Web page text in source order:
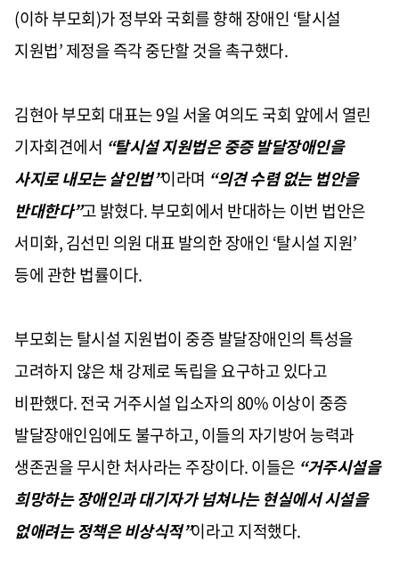
(이하 부모회)가 정부와 국회를 향해 장애인 ‘탈시설
지원법’ 제정을 즉각 중단할 것을 촉구했다.
김현아 부모회 대표는 9일 서울 여의도 국회 앞에서 열린
기자회견에서 “탈시설 지원법은 중증 발달장애인을
사지로 내모는 살인법”이라며 “의견 수렴 없는 법안을
반대한다”고 밝혔다. 부모회에서 반대하는 이번 법안은
서미화, 김선민 의원 대표 발의한 장애인 ‘탈시설 지원’
등에 관한 법률이다.
부모회는 탈시설 지원법이 중증 발달장애인의 특성을
고려하지 않은 채 강제로 독립을 요구하고 있다고
비판했다. 전국 거주시설 입소자의 80% 이상이 중증
발달장애인임에도 불구하고, 이들의 자기방어 능력과
생존권을 무시한 처사라는 주장이다. 이들은 “거주시설을
희망하는 장애인과 대기자가 넘쳐나는 현실에서 시설을
없애려는 정책은 비상식적”이라고 지적했다.